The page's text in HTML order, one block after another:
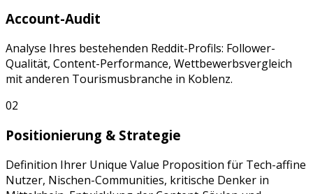
Account-Audit
Analyse Ihres bestehenden Reddit-Profils: Follower-
Qualität, Content-Performance, Wettbewerbsvergleich
mit anderen Tourismusbranche in Koblenz.
02
Positionierung & Strategie
Definition Ihrer Unique Value Proposition für Tech-affine
Nutzer, Nischen-Communities, kritische Denker in